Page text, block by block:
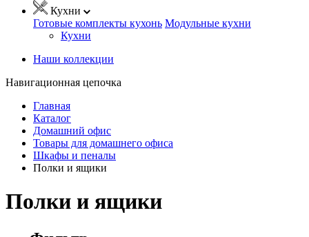
Кухни
Готовые комплекты кухонь Модульные кухни
Кухни
Наши коллекции
Навигационная цепочка
Главная
Каталог
Домашний офис
Товары для домашнего офиса
Шкафы и пеналы
Полки и ящики
Полки и ящики